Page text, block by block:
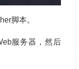
脚本。
服务器，然后